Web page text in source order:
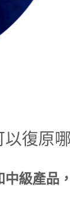
以復原
級產品